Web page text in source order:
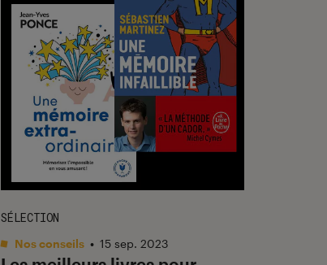
SÉLECTION
Nos conseils • 15 sep. 2023